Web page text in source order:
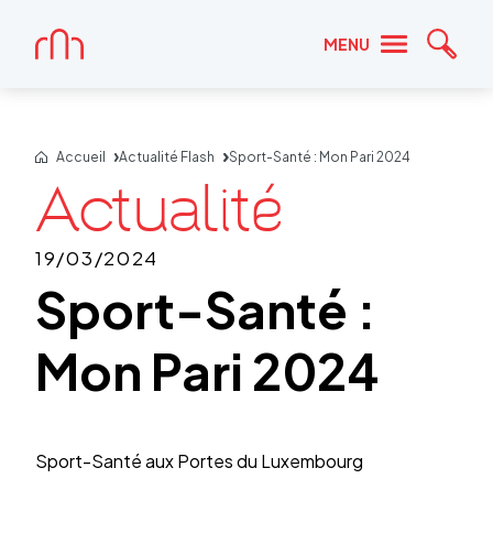
MENU
Accueil
Accueil Actualité Flash Sport-Santé : Mon Pari 2024
Sport-Santé :
Mon Pari 2024
19/03/2024
Sport-Santé aux Portes du Luxem­bourg